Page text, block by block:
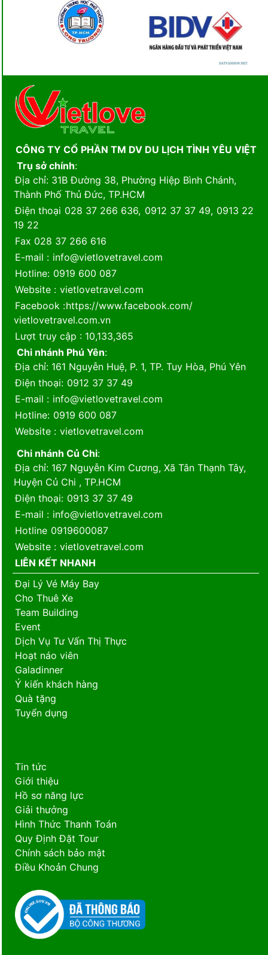
CÔNG TY CỔ PHẦN TM DV DU LỊCH TÌNH YÊU VIỆT
Trụ sở chính:
Địa chỉ: 31B Đường 38, Phường Hiệp Bình Chánh,
Thành Phố Thủ Đức, TP.HCM
Điện thoại 028 37 266 636, 0912 37 37 49, 0913 22
19 22
Fax 028 37 266 616
E-mail : info@vietlovetravel.com
Hotline: 0919 600 087
Website: vietlovetravel.com
Facebook:https://www.facebook.com/
vietlovetravel.com.vn
Lượt truy cập : 10,133,365
Chi nhánh Phú Yên:
Địa chỉ: 161 Nguyễn Huệ, P. 1, TP. Tuy Hòa, Phú Yên
Điện thoại: 0912 37 37 49
E-mail : info@vietlovetravel.com
Hotline: 0919 600 087
Website: vietlovetravel.com
Chi nhánh Củ Chi:
Địa chỉ: 167 Nguyễn Kim Cương, Xã Tân Thạnh Tây,
Huyện Củ Chi , TP.HCM
Điện thoại: 0913 37 37 49
E-mail : info@vietlovetravel.com
Hotline 0919600087
Website: vietlovetravel.com
LIÊN KẾT NHANH
Đại Lý Vé Máy Bay
Cho Thuê Xe
Team Building
Event
Dịch Vụ Tư Vấn Thị Thực
Hoạt náo viên
Galadinner
Ý kiến khách hàng
Quà tặng
Tuyển dụng
Tin tức
Giới thiệu
Hồ sơ năng lực
Giải thưởng
Hình Thức Thanh Toán
Quy Định Đặt Tour
Chính sách bảo mật
Điều Khoản Chung